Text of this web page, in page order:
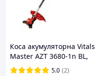
Коса акумуляторна Vitals
Master AZT 3680-1n BL,
посадка МАКІТА,
5.0 (2)